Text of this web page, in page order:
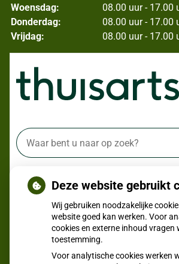
Woensdag:
08.00 uur - 17.00
Donderdag:
08.00 uur - 17.00
Vrijdag:
08.00 uur - 17.00
Betrouwbare informatie over ziekte en
Deze website gebruikt
Wij gebruiken noodzakelijke
website goed kan werken. Voor
cookies en externe inhoud vragen
toestemming.
Voor analytische cookies werken